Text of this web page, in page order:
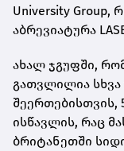
University Group,
აბრევიატურა
ახალ ჯგუფში,
გათვლილია
შეერთებისთვის,
ისწავლის, რაც
ბრიტანეთში